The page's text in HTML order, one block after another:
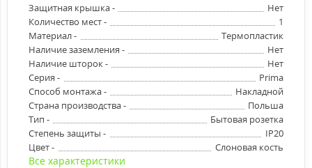
Защитная крышка -
Нет
Количество мест -
1
Материал -
Термопластик
Наличие заземления -
Нет
Наличие шторок -
Нет
Серия -
Prima
Способ монтажа -
Накладной
Страна производства -
Польша
Тип -
Бытовая розетка
Степень защиты -
IP20
Цвет -
Слоновая кость
Все характеристики